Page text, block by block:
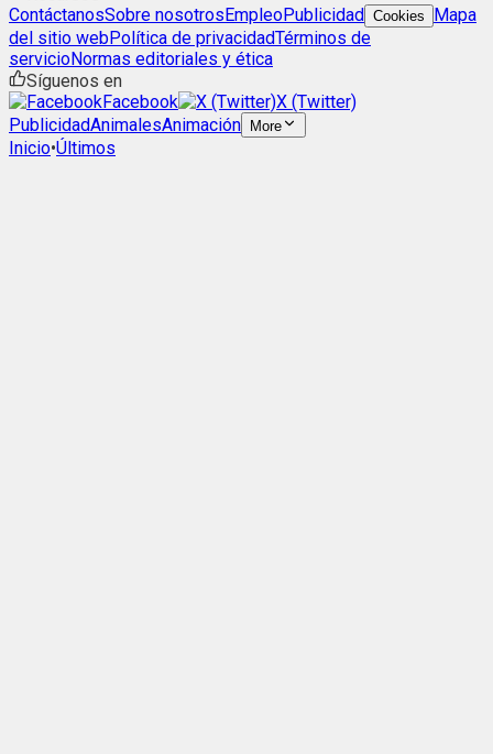
ContáctanosSobre nosotrosEmpleoPublicidad Cookies
Mapa
del sitio webPolítica de privacidadTérminos de
servicioNormas editoriales y ética
Síguenos en
Facebook
X (Twitter)
PublicidadAnimalesAnimación More
Inicio•Últimos